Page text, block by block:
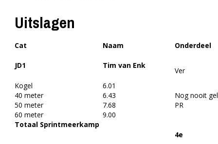
Uitslagen
Cat Naam Onderdeel
JD1 Tim van Enk
Ver
Kogel
6.01
40 meter
6.43
Nog nooit
50 meter
7.68
PR
60 meter
9.00
Totaal Sprintmeerkamp
4e